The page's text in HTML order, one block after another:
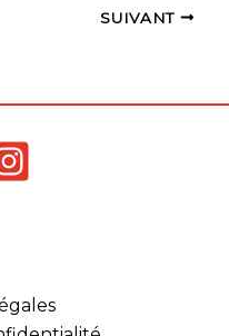
SUIVANT